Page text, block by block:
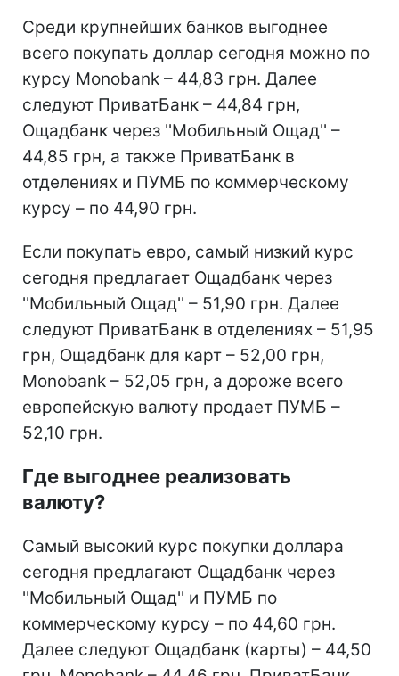
Среди крупнейших банков выгоднее
всего покупать доллар сегодня можно по
курсу Monobank – 44,83 грн. Далее
следуют ПриватБанк – 44,84 грн,
Ощадбанк через ''Мобильный Ощад'' –
44,85 грн, а также ПриватБанк в
отделениях и ПУМБ по коммерческому
курсу – по 44,90 грн.
Если покупать евро, самый низкий курс
сегодня предлагает Ощадбанк через
''Мобильный Ощад'' – 51,90 грн. Далее
следуют ПриватБанк в отделениях – 51,95
грн, Ощадбанк для карт – 52,00 грн,
Monobank – 52,05 грн, а дороже всего
европейскую валюту продает ПУМБ –
52,10 грн.
Где выгоднее реализовать
валюту?
Самый высокий курс покупки доллара
сегодня предлагают Ощадбанк через
''Мобильный Ощад'' и ПУМБ по
коммерческому курсу – по 44,60 грн.
Далее следуют Ощадбанк (карты) – 44,50